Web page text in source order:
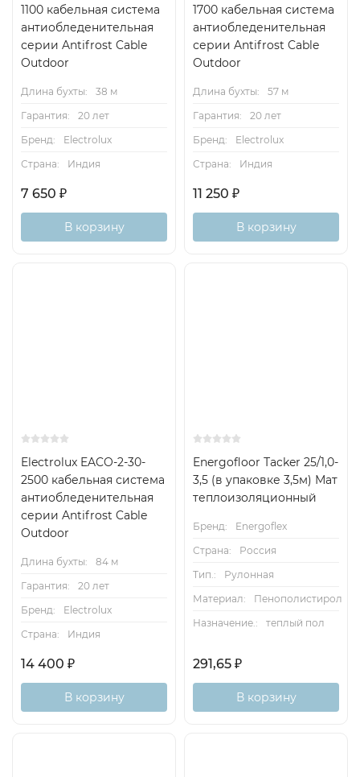
1100 кабельная система
антиобледенительная
серии Antifrost Cable
Outdoor
Длина бухты:
38 м
Гарантия:
20 лет
Бренд:
Electrolux
Страна:
Индия
7 650 ₽
В корзину
1700 кабельная система
антиобледенительная
серии Antifrost Cable
Outdoor
Длина бухты:
57 м
Гарантия:
20 лет
Бренд:
Electrolux
Страна:
Индия
11 250 ₽
В корзину
Electrolux EACO-2-30-
2500 кабельная система
антиобледенительная
серии Antifrost Cable
Outdoor
Длина бухты:
84 м
Гарантия:
20 лет
Бренд:
Electrolux
Страна:
Индия
14 400 ₽
В корзину
Energofloor Тacker 25/1,0-
3,5 (в упаковке 3,5м) Мат
теплоизоляционный
Бренд:
Energoflex
Страна:
Россия
Тип.:
Рулонная
Материал:
Пенополистирол
Назначение.:
теплый пол
291,65 ₽
В корзину